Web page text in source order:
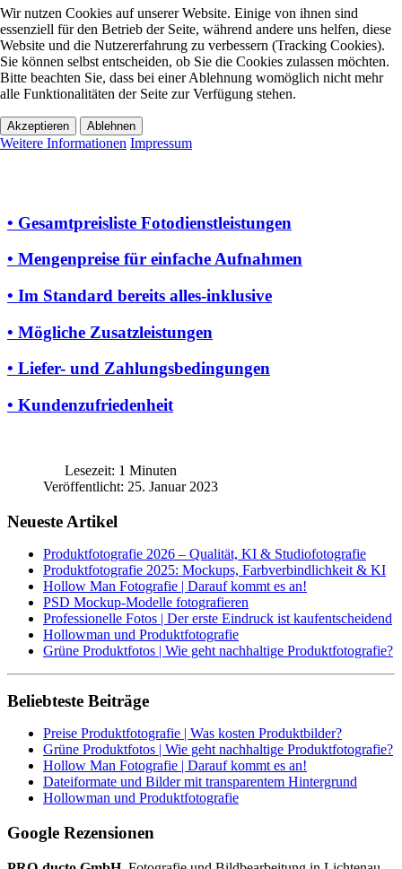
• Gesamtpreisliste Fotodienstleistungen
• Mengenpreise für einfache Aufnahmen
• Im Standard bereits alles-inklusive
• Mögliche Zusatzleistungen
• Liefer- und Zahlungsbedingungen
• Kundenzufriedenheit
Lesezeit: 1 Minuten
Veröffentlicht: 25. Januar 2023
Neueste Artikel
Produktfotografie 2026 – Qualität, KI & Studiofotografie
Produktfotografie 2025: Mockups, Farbverbindlichkeit & KI
Hollow Man Fotografie | Darauf kommt es an!
PSD Mockup-Modelle fotografieren
Professionelle Fotos | Der erste Eindruck ist kaufentscheidend
Hollowman und Produktfotografie
Grüne Produktfotos | Wie geht nachhaltige Produktfotografie?
Beliebteste Beiträge
Preise Produktfotografie | Was kosten Produktbilder?
Grüne Produktfotos | Wie geht nachhaltige Produktfotografie?
Hollow Man Fotografie | Darauf kommt es an!
Dateiformate und Bilder mit transparentem Hintergrund
Hollowman und Produktfotografie
Google Rezensionen
Wir nutzen Cookies auf unserer Website. Einige von ihnen sind
essenziell für den Betrieb der Seite, während andere uns helfen, diese
Website und die Nutzererfahrung zu verbessern (Tracking Cookies).
Sie können selbst entscheiden, ob Sie die Cookies zulassen möchten.
Bitte beachten Sie, dass bei einer Ablehnung womöglich nicht mehr
alle Funktionalitäten der Seite zur Verfügung stehen.
Akzeptieren Ablehnen
Weitere Informationen Impressum